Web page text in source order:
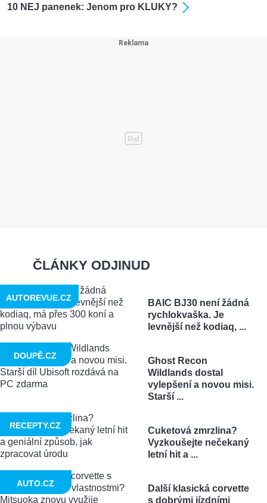
10 NEJ panenek: Jenom pro KLUKY?
ČLÁNKY ODJINUD
BAIC BJ30 není žádná
rychlokvaška. Je
levnější než kodiaq, ...
AUTOREVUE.CZ
Ghost Recon
Wildlands dostal
vylepšení a novou misi.
Starší ...
DOUPĚ.CZ
Cuketová zmrzlina?
Vyzkoušejte nečekaný
letní hit a ...
RECEPTY.CZ
Další klasická corvette
s dobrými jízdními
AUTO.CZ